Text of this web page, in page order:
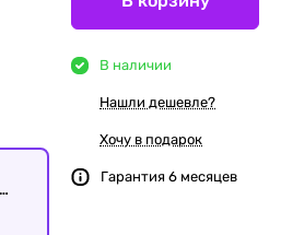
В наличии
Нашли дешевле?
Хочу в подарок
Гарантия 6 месяцев